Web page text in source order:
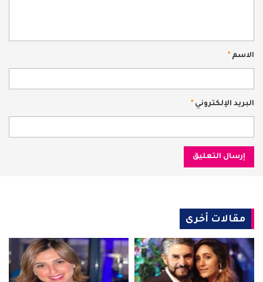
الاسم*
البريد الإلكتروني*
مقالات أخرى